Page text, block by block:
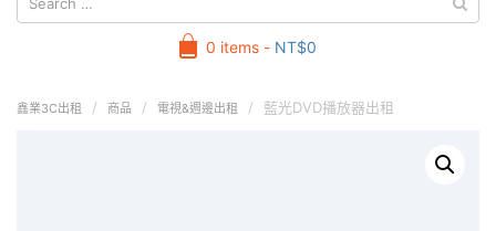
0 items - NT$0
鑫業3C出租 商品 電視&週邊出租 藍光DVD播放器出租